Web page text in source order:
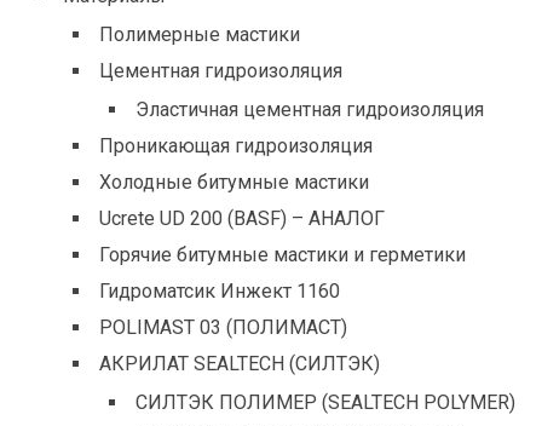
Полимерные мастики
Цементная гидроизоляция
Эластичная цементная гидроизоляция
Проникающая гидроизоляция
Холодные битумные мастики
Ucrete UD 200 (BASF) – АНАЛОГ
Горячие битумные мастики и герметики
Гидроматсик Инжект 1160
POLIMAST 03 (ПОЛИМАСТ)
АКРИЛАТ SEALTECH (СИЛТЭК)
СИЛТЭК ПОЛИМЕР (SEALTECH POLYMER)